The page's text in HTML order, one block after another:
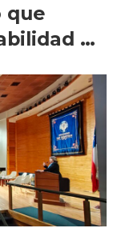
que
de